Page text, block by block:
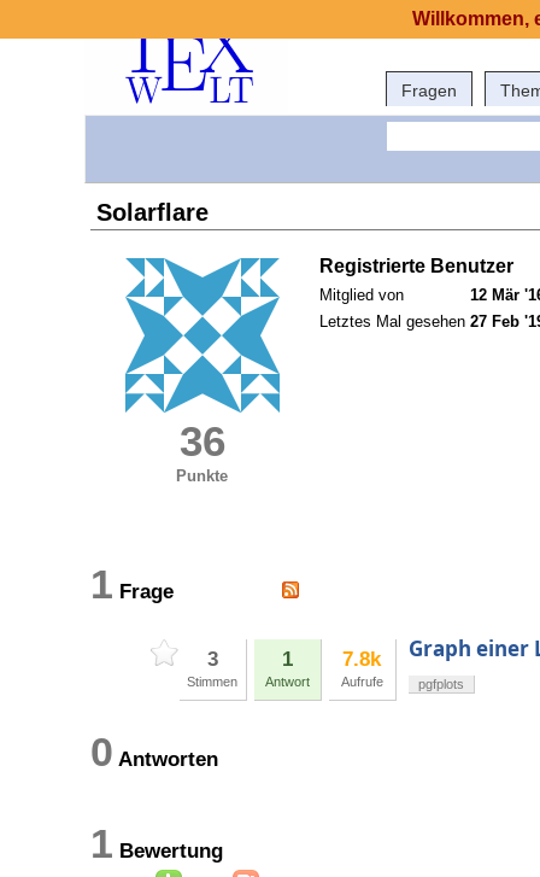
Fragen
Solarflare
36
Punkte
Registrierte Benutzer
Mitglied von
12 Mär
Letztes Mal gesehen 27 Feb
1 Frage
3
Stimmen
1
Antwort
7.8k
Aufrufe
Graph einer
pgfplots
0 Antworten
1 Bewertung
Willkommen,